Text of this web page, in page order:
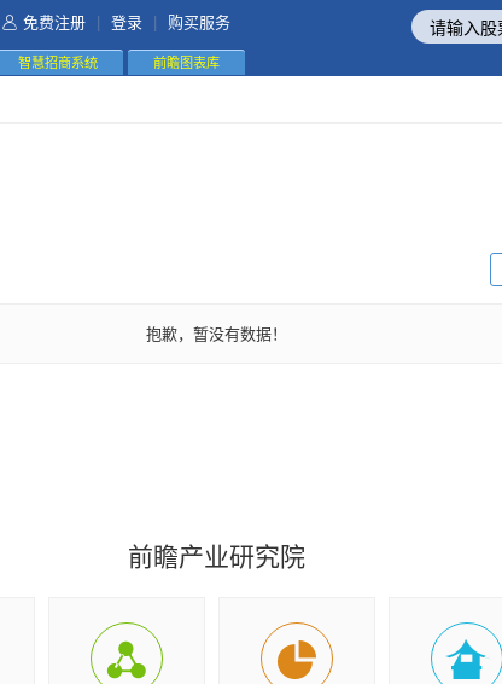
免费注册 登录 购买服务
智慧招商系统 前瞻图表库
抱歉，暂没有数据！
前瞻产业研究院